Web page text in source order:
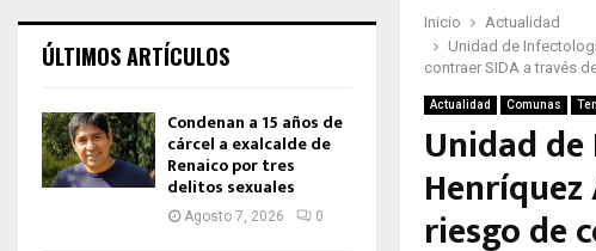
Inicio
Actualidad
Unidad de
contraer SIDA a través
Actualidad Comunas
Unidad
riesgo de
ÚLTIMOS ARTÍCULOS
Condenan a 15 años de
cárcel a exalcalde de
Renaico por tres
delitos sexuales
Agosto 7, 2026 0